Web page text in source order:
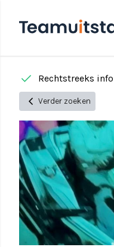
done Rechtstreeks
chevron_left Verder zoeken